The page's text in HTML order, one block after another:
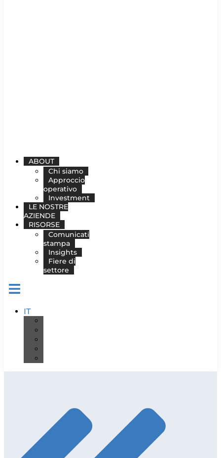
ABOUT
Chi siamo
Approccio
operativo
Investment
LE NOSTRE
AZIENDE
RISORSE
Comunicati
stampa
Insights
Fiere di
settore
IT